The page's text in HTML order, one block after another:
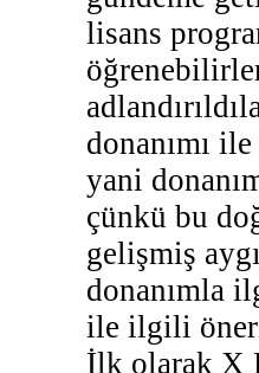
lisans
donanımı
yani
çünkü bu
gelişmiş
donanımla
ile ilgili
İlk olarak X